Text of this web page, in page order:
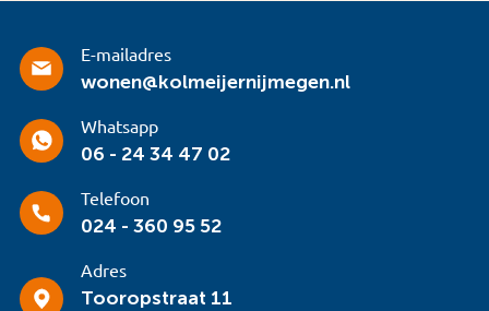
E-mailadres
wonen@kolmeijernijmegen.nl
Whatsapp
06 - 24 34 47 02
Telefoon
024 - 360 95 52
Adres
Tooropstraat 11